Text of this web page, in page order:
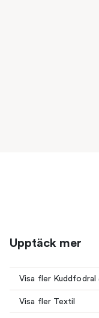
Upptäck mer
Visa fler Kuddfodral
Visa fler Textil